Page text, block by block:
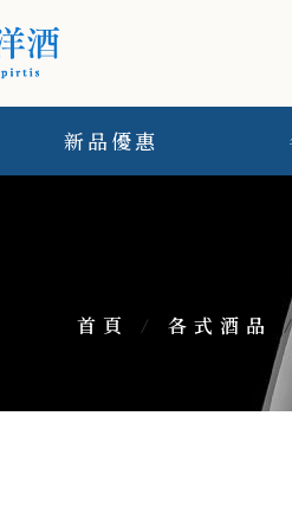
新品優惠
首頁 / 各式酒品